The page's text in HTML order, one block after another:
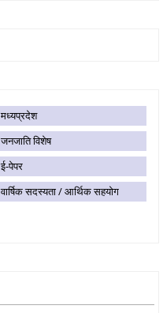
मध्यप्रदेश
जनजाति विशेष
ई-पेपर
वार्षिक सदस्यता / आर्थिक सहयोग